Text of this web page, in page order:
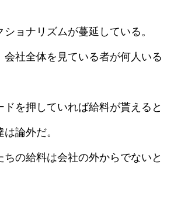
ョナリズムが蔓延している。
会社全体を見ている者が何人いる
ドを押していれば給料が貰えると
論外だ。
ちの給料は会社の外からでないと